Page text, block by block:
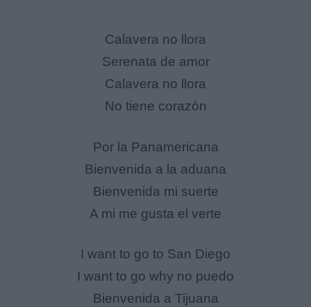
Calavera no llora
Serenata de amor
Calavera no llora
No tiene corazón
Por la Panamericana
Bienvenida a la aduana
Bienvenida mi suerte
A mi me gusta el verte
I want to go to San Diego
I want to go why no puedo
Bienvenida a Tijuana